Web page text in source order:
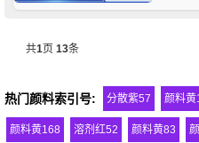
共1页 13条
热门颜料索引号: 分散紫57 颜料黄
颜料黄168 溶剂红52 颜料黄83